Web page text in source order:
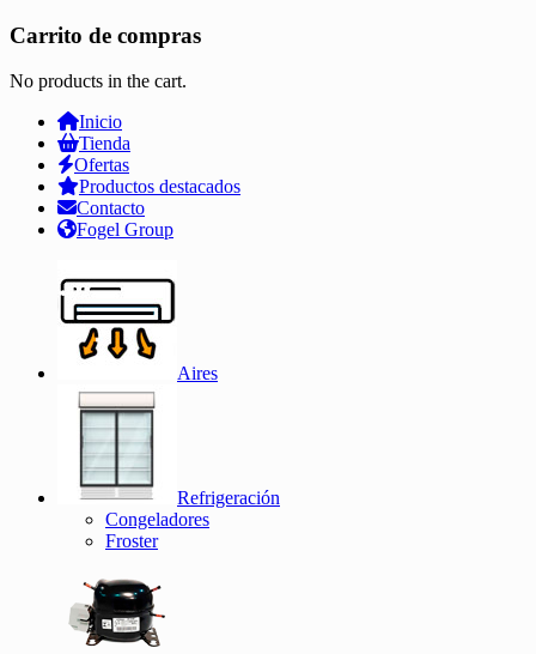
Carrito de compras
No products in the cart.
Inicio
Tienda
Ofertas
Productos destacados
Contacto
Fogel Group
Aires
Refrigeración
Congeladores
Froster